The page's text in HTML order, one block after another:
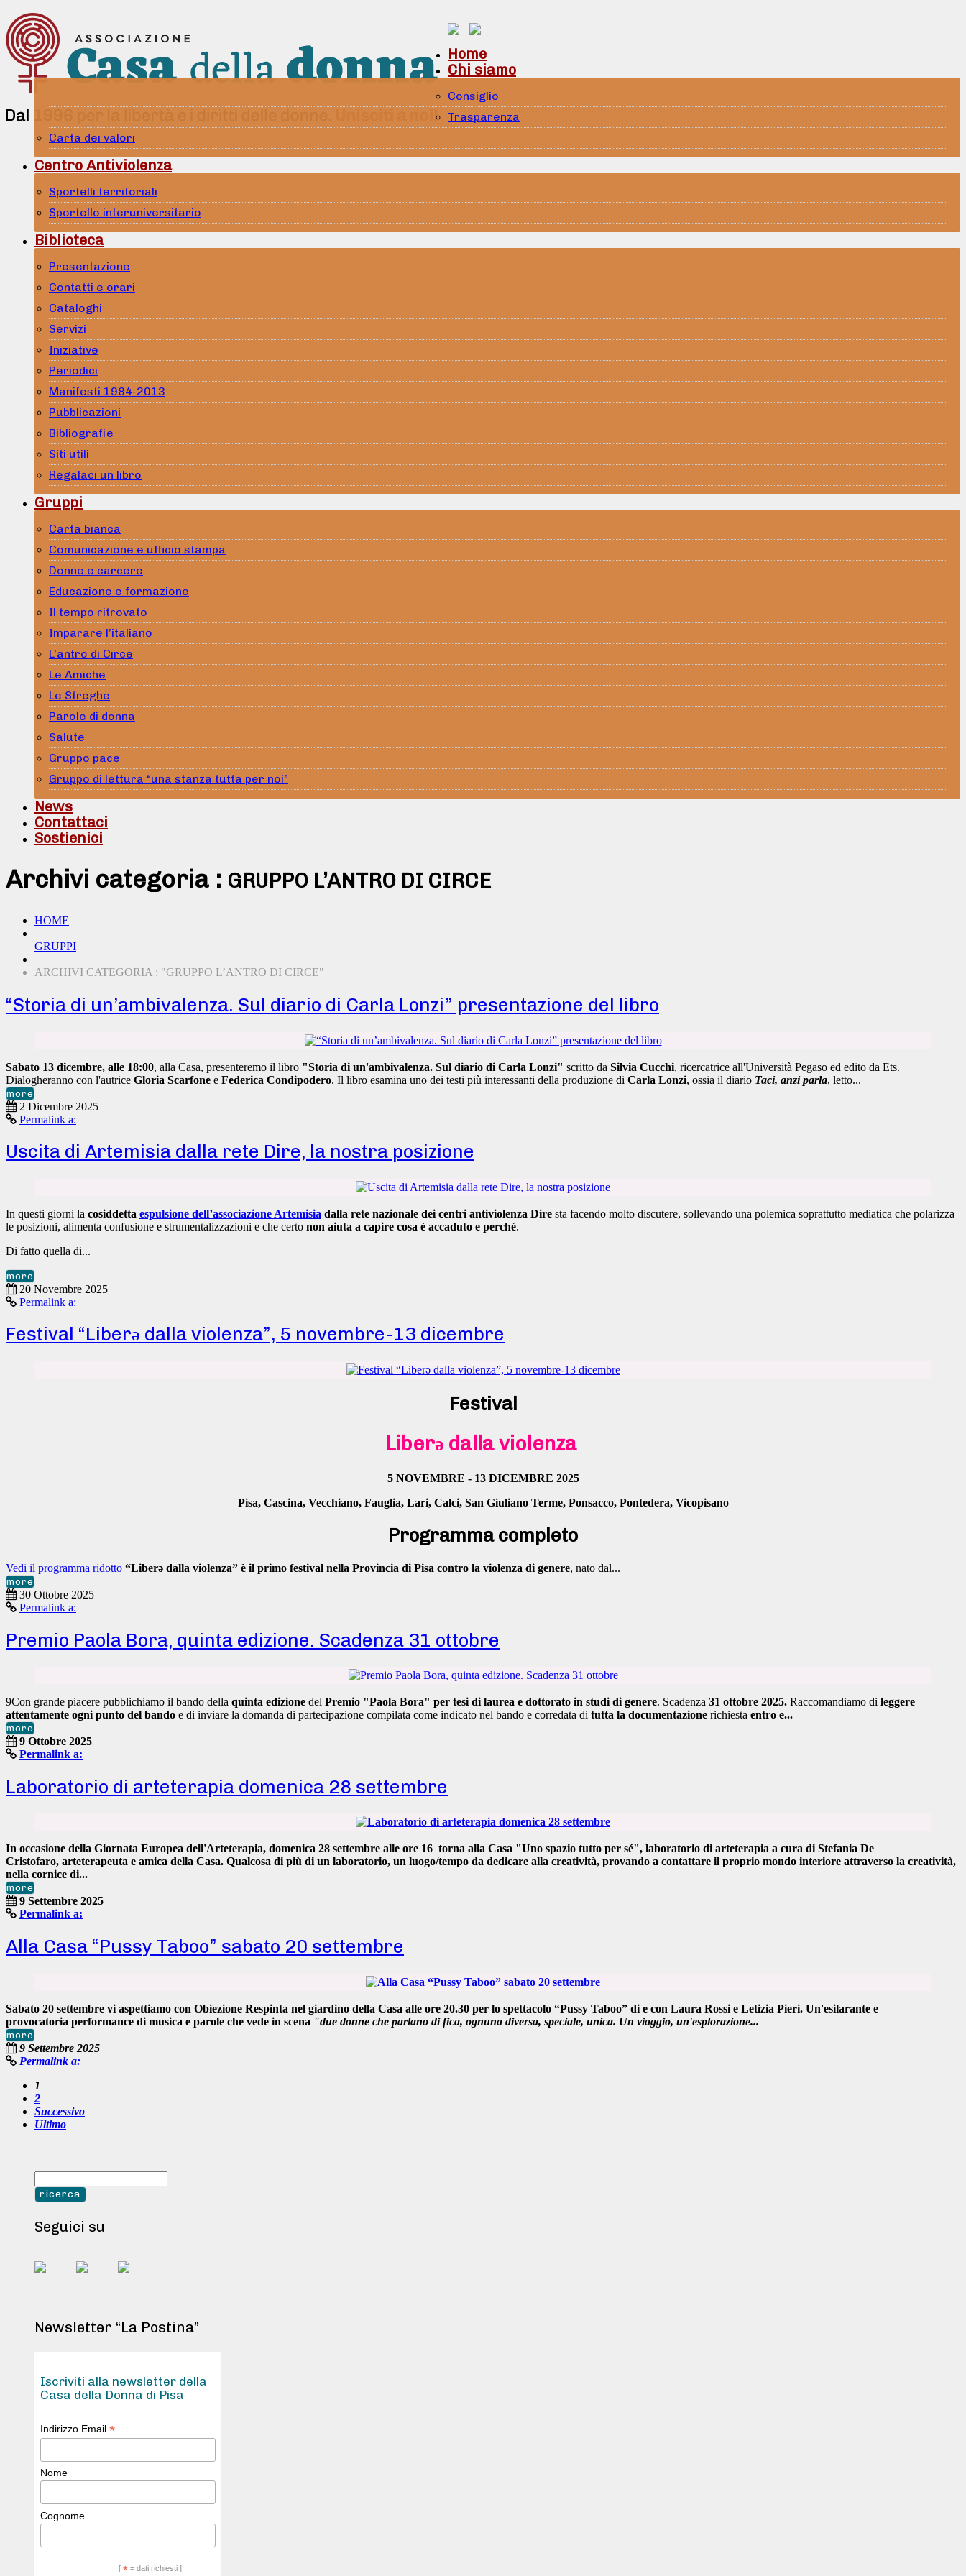
Home
Chi siamo
Consiglio
Trasparenza
Carta dei valori
Centro Antiviolenza
Sportelli territoriali
Sportello interuniversitario
Biblioteca
Presentazione
Contatti e orari
Cataloghi
Servizi
Iniziative
Periodici
Manifesti 1984-2013
Pubblicazioni
Bibliografie
Siti utili
Regalaci un libro
Gruppi
Carta bianca
Comunicazione e ufficio stampa
Donne e carcere
Educazione e formazione
Il tempo ritrovato
Imparare l’italiano
L’antro di Circe
Le Amiche
Le Streghe
Parole di donna
Salute
Gruppo pace
Gruppo di lettura “una stanza tutta per noi”
News
Contattaci
Sostienici
Archivi categoria : GRUPPO L’ANTRO DI CIRCE
HOME
GRUPPI
ARCHIVI CATEGORIA : "GRUPPO L’ANTRO DI CIRCE"
“Storia di un’ambivalenza. Sul diario di Carla Lonzi” presentazione del libro
Sabato 13 dicembre, alle 18:00, alla Casa, presenteremo il libro "Storia di un'ambivalenza. Sul diario di Carla Lonzi" scritto da Silvia Cucchi, ricercatrice all'Università Pegaso ed edito da Ets.
Dialogheranno con l'autrice Gloria Scarfone e Federica Condipodero. Il libro esamina uno dei testi più interessanti della produzione di Carla Lonzi, ossia il diario Taci, anzi parla, letto...
more
2 Dicembre 2025
Permalink a:
Uscita di Artemisia dalla rete Dire, la nostra posizione
In questi giorni la cosiddetta espulsione dell’associazione Artemisia dalla rete nazionale dei centri antiviolenza Dire sta facendo molto discutere, sollevando una polemica soprattutto mediatica che polarizza
le posizioni, alimenta confusione e strumentalizzazioni e che certo non aiuta a capire cosa è accaduto e perché.
Di fatto quella di...
more
20 Novembre 2025
Permalink a:
Festival “Liberǝ dalla violenza”, 5 novembre-13 dicembre
Festival
Liberǝ dalla violenza
5 NOVEMBRE - 13 DICEMBRE 2025
Pisa, Cascina, Vecchiano, Fauglia, Lari, Calci, San Giuliano Terme, Ponsacco, Pontedera, Vicopisano
Programma completo
Vedi il programma ridotto “Liberǝ dalla violenza” è il primo festival nella Provincia di Pisa contro la violenza di genere, nato dal...
more
30 Ottobre 2025
Permalink a:
Premio Paola Bora, quinta edizione. Scadenza 31 ottobre
9Con grande piacere pubblichiamo il bando della quinta edizione del Premio "Paola Bora" per tesi di laurea e dottorato in studi di genere. Scadenza 31 ottobre 2025. Raccomandiamo di leggere
attentamente ogni punto del bando e di inviare la domanda di partecipazione compilata come indicato nel bando e corredata di tutta la documentazione richiesta entro e...
more
9 Ottobre 2025
Permalink a:
Laboratorio di arteterapia domenica 28 settembre
In occasione della Giornata Europea dell'Arteterapia, domenica 28 settembre alle ore 16 torna alla Casa "Uno spazio tutto per sé", laboratorio di arteterapia a cura diStefania De
Cristofaro, arteterapeuta e amica della Casa. Qualcosa di più di un laboratorio, un luogo/tempo da dedicare alla creatività, provando a contattare il proprio mondo interiore attraverso la creatività,
nella cornice di...
more
9 Settembre 2025
Permalink a:
Alla Casa “Pussy Taboo” sabato 20 settembre
Sabato 20 settembre vi aspettiamo con Obiezione Respinta nel giardino della Casa alle ore 20.30 per lo spettacolo “Pussy Taboo” di e con Laura Rossi e Letizia Pieri. Un'esilarante e
provocatoria performance di musica e parole che vede in scena "due donne che parlano di fica, ognuna diversa, speciale, unica. Un viaggio, un'esplorazione...
more
9 Settembre 2025
Permalink a:
1
2
Successivo
Ultimo
Seguici su
Newsletter “La Postina”
Iscriviti alla newsletter della
Casa della Donna di Pisa
Indirizzo Email *
Nome
Cognome
[ *= dati richiesti ]